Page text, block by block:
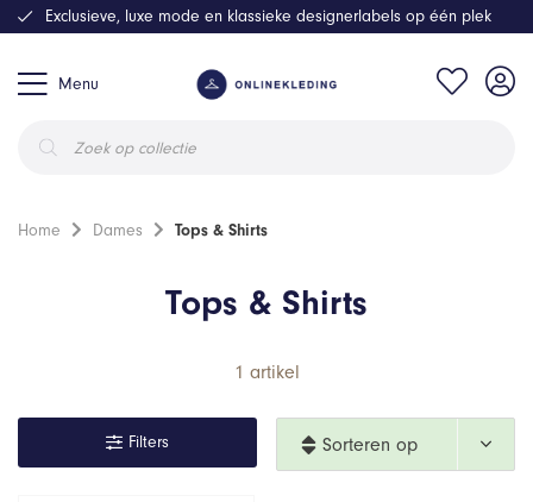
Menu
zoeken
Exclusieve, luxe mode en klassieke designerlabels op één plek
Home Dames Tops & Shirts
Tops & Shirts
1 artikel
Filters Sorteren op